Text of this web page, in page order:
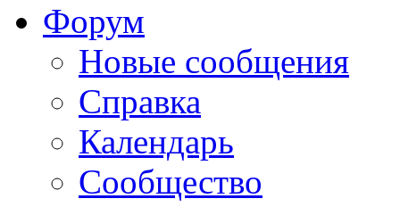
Форум
Новые сообщения
Справка
Календарь
Сообщество